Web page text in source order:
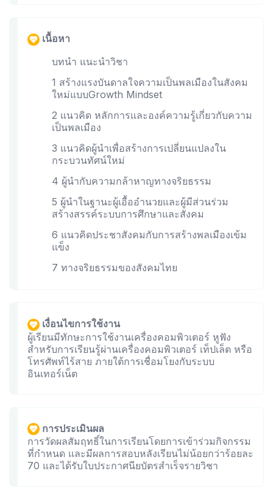
เนื้อหา
บทนำ แนะนำวิชา
1 สร้างแรงบันดาลใจความเป็นพลเมืองในสังคม
ใหม่แบบGrowth Mindset
2 แนวคิด หลักการและองค์ความรู้เกี่ยวกับความ
เป็นพลเมือง
3 แนวคิดผู้นำเพื่อสร้างการเปลี่ยนแปลงใน
กระบวนทัศน์ใหม่
4 ผู้นำกับความกล้าหาญทางจริยธรรม
5 ผู้นำในฐานะผู้เอื้ออำนวยและผู้มีส่วนร่วม
สร้างสรรค์ระบบการศึกษาและสังคม
6 แนวคิดประชาสังคมกับการสร้างพลเมืองเข้ม
แข็ง
7 ทางจริยธรรมของสังคมไทย
เงื่อนไขการใช้งาน
ผู้เรียนมีทักษะการใช้งานเครื่องคอมพิวเตอร์ หูฟัง
สำหรับการเรียนรู้ผ่านเครื่องคอมพิวเตอร์ เท็ปเล็ต หรือ
โทรศัพท์ไร้สาย ภายใต้การเชื่อมโยงกับระบบ
อินเทอร์เน็ต
การประเมินผล
การวัดผลสัมฤทธิ์ในการเรียนโดยการเข้าร่วมกิจกรรม
ที่กำหนด และมีผลการสอบหลังเรียนไม่น้อยกว่าร้อยละ
70 และได้รับใบประกาศนียบัตรสำเร็จรายวิชา